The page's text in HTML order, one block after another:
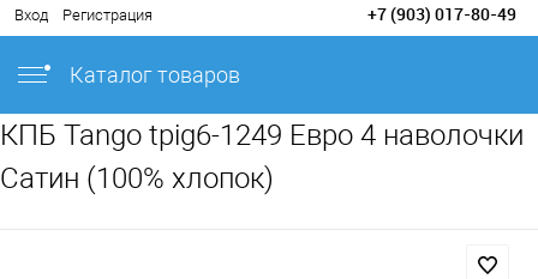
Вход Регистрация +7 (903) 017-80-49
Каталог товаров
КПБ Tango tpig6-1249 Евро 4 наволочки
Сатин (100% хлопок)